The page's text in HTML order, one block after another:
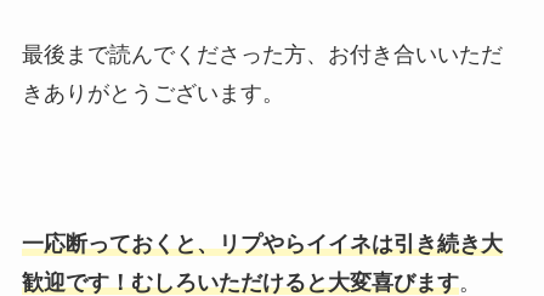
最後まで読んでくださった方、お付き合いいただ
きありがとうございます。
一応断っておくと、リプやらイイネは引き続き大
歓迎です！むしろいただけると大変喜びます。